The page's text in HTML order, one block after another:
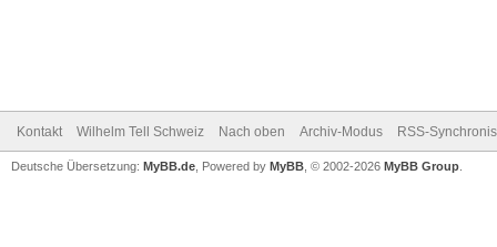
Kontakt Wilhelm Tell Schweiz Nach oben Archiv-Modus RSS-
Deutsche Übersetzung: MyBB.de , Powered by MyBB , © 2002-2026 MyBB Group